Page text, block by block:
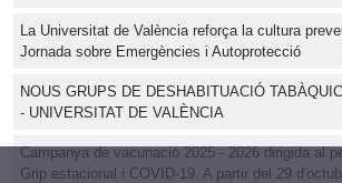
La Universitat de València reforça la cultura
Jornada sobre Emergències i Autoprotecció
NOUS GRUPS DE DESHABITUACIÓ
- UNIVERSITAT DE VALÈNCIA
Campanya de vacunació 2025 - 2026 dirigida al
Grip estacional i COVID-19. A partir del 29